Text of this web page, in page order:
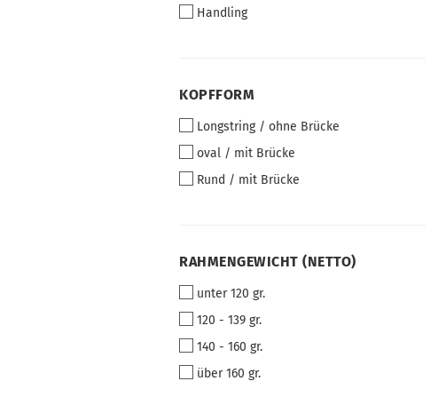
Handling
KOPFFORM
KOPFFORM
Longstring / ohne Brücke
oval / mit Brücke
Rund / mit Brücke
RAHMENGEWICHT
RAHMENGEWICHT (NETTO)
unter 120 gr.
120 - 139 gr.
140 - 160 gr.
über 160 gr.